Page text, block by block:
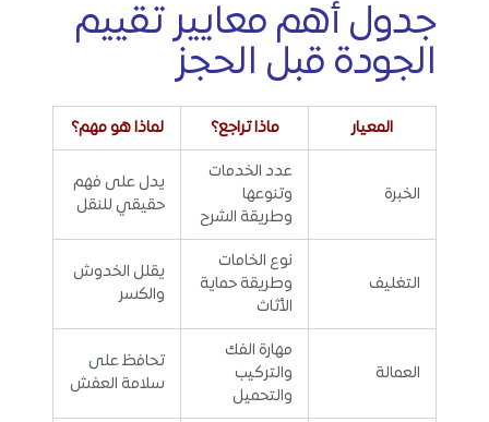
جدول أهم معايير تقييم
الجودة قبل الحجز
المعيار ماذا تراجع؟ لماذا هو مهم؟
الخبرة
عدد الخدمات
وتنوعها
وطريقة الشرح
يدل على فهم
حقيقي للنقل
التغليف
نوع الخامات
وطريقة حماية
الأثاث
يقلل الخدوش
والكسر
العمالة
مهارة الفك
والتركيب
والتحميل
تحافظ على
سلامة العفش